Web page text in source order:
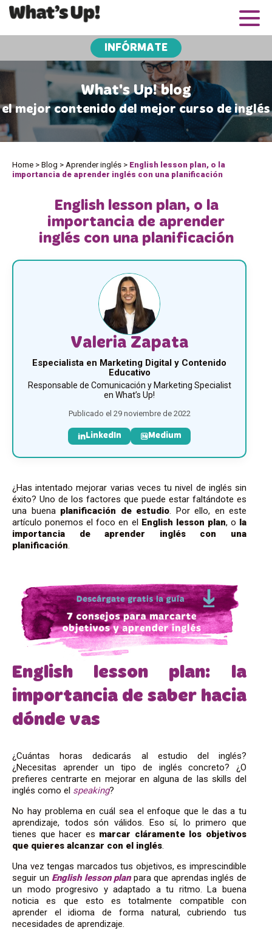
INFÓRMATE
What's Up! blog
el mejor contenido del mejor curso de inglés
Home > Blog > Aprender inglés > English lesson plan, o la
importancia de aprender inglés con una planificación
English lesson plan, o la
importancia de aprender
inglés con una planificación
Valeria Zapata
Especialista en Marketing Digital y Contenido
Educativo
Responsable de Comunicación y Marketing Specialist
en What’s Up!
Publicado el 29 noviembre de 2022
LinkedIn Medium
¿Has intentado mejorar varias veces tu nivel de inglés sin
éxito? Uno de los factores que puede estar faltándote es
una buena planificación de estudio . Por ello, en este
artículo ponemos el foco en el English lesson plan, o la
importancia de aprender inglés con una
planificación
English lesson plan: la
importancia de saber hacia
dónde vas
¿Cuántas horas dedicarás al estudio del inglés?
¿Necesitas aprender un tipo de inglés concreto? ¿O
prefieres centrarte en mejorar en alguna de las skills del
inglés como el speaking?
No hay problema en cuál sea el enfoque que le das a tu
aprendizaje, todos són válidos. Eso sí, lo primero que
tienes que hacer es marcar cláramente los objetivos
que quieres alcanzar con el inglés.
Una vez tengas marcados tus objetivos, es imprescindible
seguir un English lesson planpara que aprendas inglés de
un modo progresivo y adaptado a tu ritmo. La buena
noticia es que esto es totalmente compatible con
aprender el idioma de forma natural, cubriendo tus
necesidades de aprendizaje.